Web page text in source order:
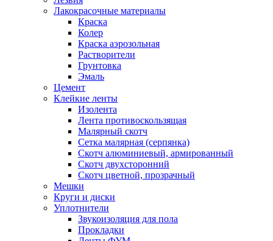
Лакокрасочные материалы
Краска
Колер
Краска аэрозольная
Растворители
Грунтовка
Эмаль
Цемент
Клейкие ленты
Изолента
Лента противоскользящая
Малярный скотч
Сетка малярная (серпянка)
Скотч алюминиевый, армированный
Скотч двухсторонний
Скотч цветной, прозрачный
Мешки
Круги и диски
Уплотнители
Звукоизоляция для пола
Прокладки